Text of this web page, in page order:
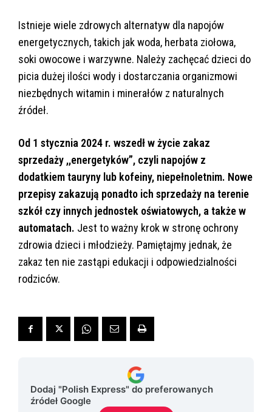
Istnieje wiele zdrowych alternatyw dla napojów
energetycznych, takich jak woda, herbata ziołowa,
soki owocowe i warzywne. Należy zachęcać dzieci do
picia dużej ilości wody i dostarczania organizmowi
niezbędnych witamin i minerałów z naturalnych
źródeł.
Od 1 stycznia 2024 r. wszedł w życie zakaz
sprzedaży ,,energetyków”, czyli napojów z
dodatkiem tauryny lub kofeiny, niepełnoletnim. Nowe
przepisy zakazują ponadto ich sprzedaży na terenie
szkół czy innych jednostek oświatowych, a także w
automatach. Jest to ważny krok w stronę ochrony
zdrowia dzieci i młodzieży. Pamiętajmy jednak, że
zakaz ten nie zastąpi edukacji i odpowiedzialności
rodziców.
Dodaj "Polish Express" do preferowanych
źródeł Google